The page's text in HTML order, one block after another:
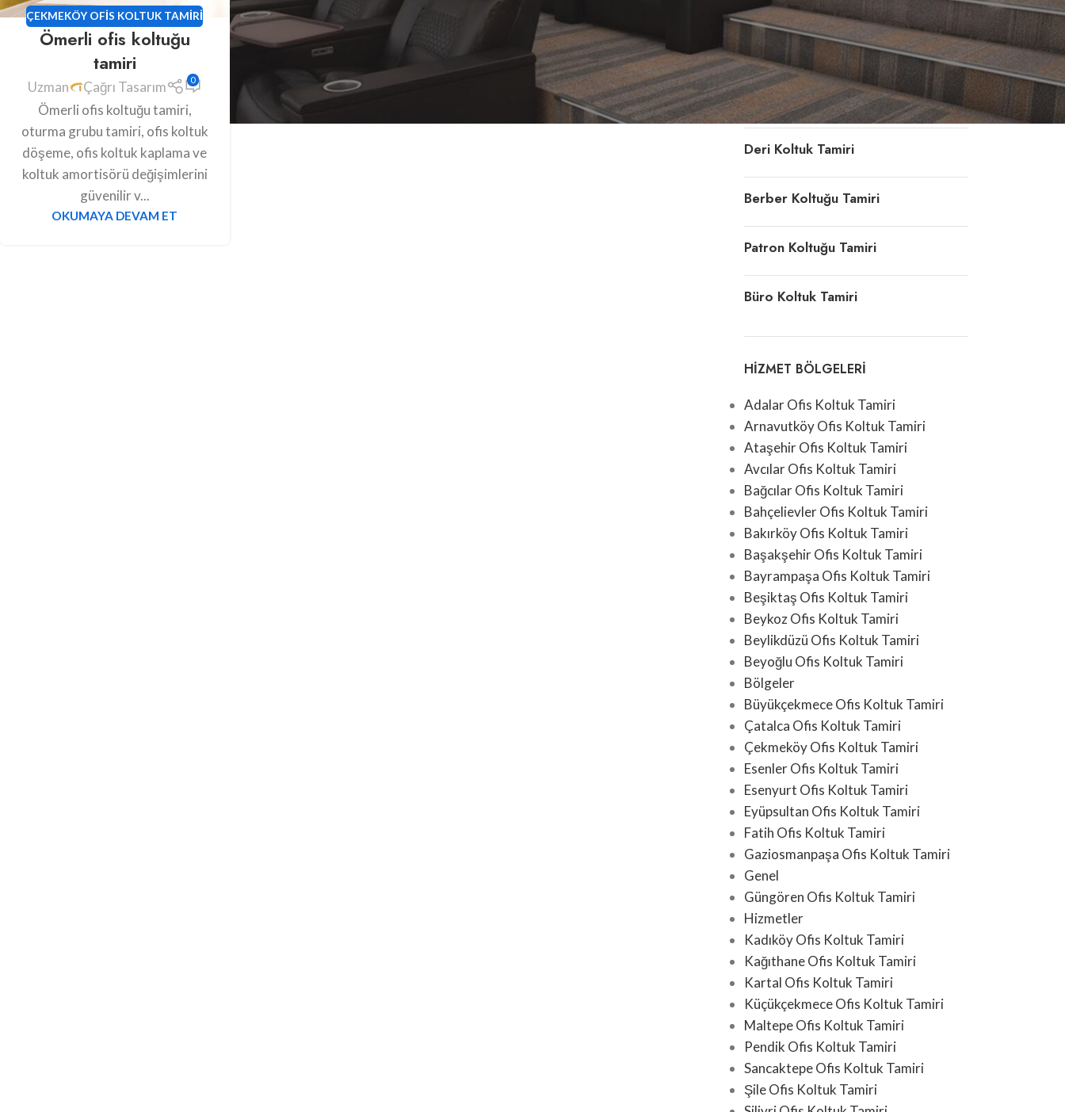
ÇEKMEKÖY OFIS KOLTUK TAMIRI
Ömerli ofis koltuğu
tamiri
Uzman Çağrı Tasarım 0
Ömerli ofis koltuğu tamiri,
oturma grubu tamiri, ofis koltuk
döşeme, ofis koltuk kaplama ve
koltuk amortisörü değişimlerini
güvenilir v...
OKUMAYA DEVAM ET
Döner Sandalye Tamiri
Ofis Koltuk Döşeme
Deri Koltuk Tamiri
Berber Koltuğu Tamiri
Patron Koltuğu Tamiri
Büro Koltuk Tamiri
HIZMET BÖLGELERI
Adalar Ofis Koltuk Tamiri
Arnavutköy Ofis Koltuk Tamiri
Ataşehir Ofis Koltuk Tamiri
Avcılar Ofis Koltuk Tamiri
Bağcılar Ofis Koltuk Tamiri
Bahçelievler Ofis Koltuk Tamiri
Bakırköy Ofis Koltuk Tamiri
Başakşehir Ofis Koltuk Tamiri
Bayrampaşa Ofis Koltuk Tamiri
Beşiktaş Ofis Koltuk Tamiri
Beykoz Ofis Koltuk Tamiri
Beylikdüzü Ofis Koltuk Tamiri
Beyoğlu Ofis Koltuk Tamiri
Bölgeler
Büyükçekmece Ofis Koltuk Tamiri
Çatalca Ofis Koltuk Tamiri
Çekmeköy Ofis Koltuk Tamiri
Esenler Ofis Koltuk Tamiri
Esenyurt Ofis Koltuk Tamiri
Eyüpsultan Ofis Koltuk Tamiri
Fatih Ofis Koltuk Tamiri
Gaziosmanpaşa Ofis Koltuk Tamiri
Genel
Güngören Ofis Koltuk Tamiri
Hizmetler
Kadıköy Ofis Koltuk Tamiri
Kağıthane Ofis Koltuk Tamiri
Kartal Ofis Koltuk Tamiri
Küçükçekmece Ofis Koltuk Tamiri
Maltepe Ofis Koltuk Tamiri
Pendik Ofis Koltuk Tamiri
Sancaktepe Ofis Koltuk Tamiri
Şile Ofis Koltuk Tamiri